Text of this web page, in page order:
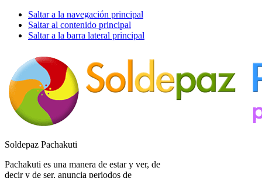
Saltar a la navegación principal
Saltar al contenido principal
Saltar a la barra lateral principal
Soldepaz Pachakuti
Pachakuti es una manera de estar y ver, de
decir y de ser, anuncia periodos de